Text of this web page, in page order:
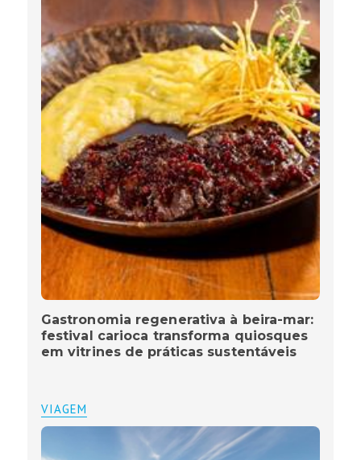
Gastronomia regenerativa à beira-mar:
festival carioca transforma quiosques
em vitrines de práticas sustentáveis
VIAGEM